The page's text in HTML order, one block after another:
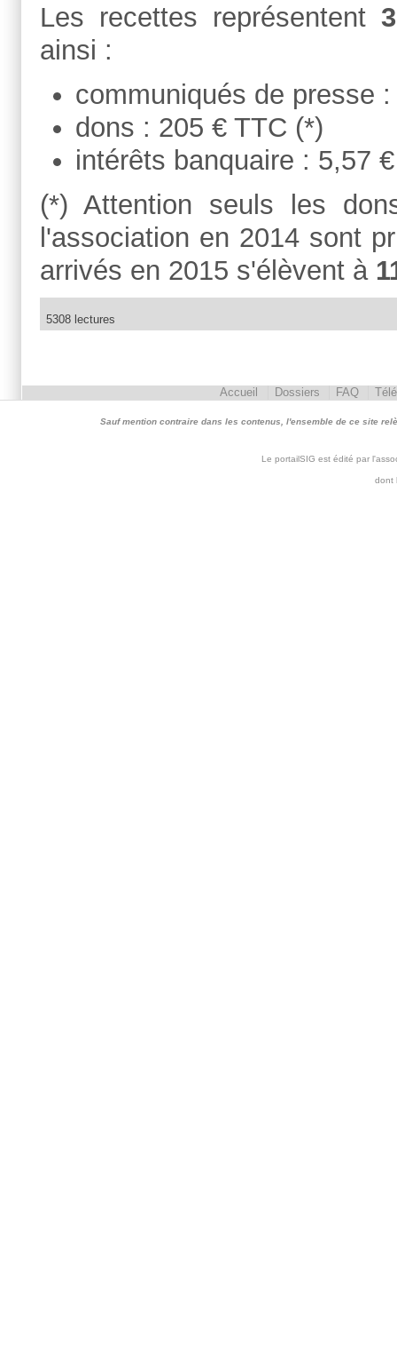
Les recettes représentent
ainsi :
communiqués de presse
dons : 205 € TTC (*)
intérêts banquaire : 5,57 €
(*) Attention seuls les
l'association en 2014 sont
arrivés en 2015 s'élèvent à
5308 lectures
Accueil Dossiers FAQ
Sauf mention contraire dans les contenus, l'ensemble de ce site
Le portailSIG est édité par
dont